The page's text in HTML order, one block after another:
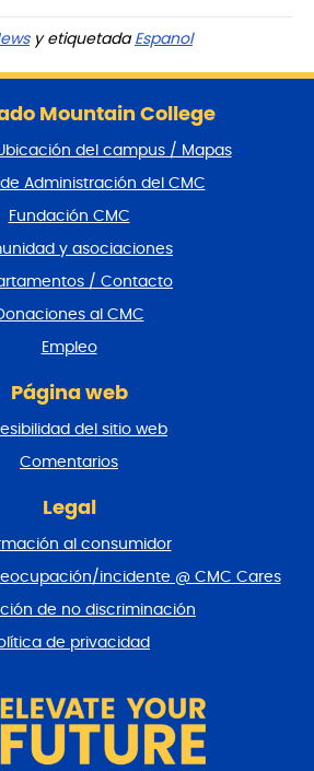
y etiquetada Espanol
Mountain College
del campus / Mapas
Administración del CMC
Fundación CMC
y asociaciones
/ Contacto
al CMC
Empleo
Página web
del sitio web
Comentarios
Legal
al consumidor
incidente @ CMC Cares
de no discriminación
de privacidad